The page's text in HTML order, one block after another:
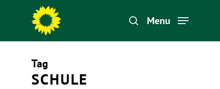
Hit enter to search or ESC to close
Menu
Tag
SCHULE